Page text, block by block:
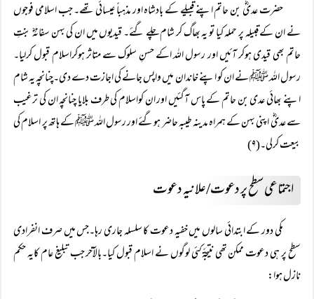
حضرت عدیؓ بن حاتم اپنے قبیلے کے بادشاہ اور مذہباً عیسائی تھے۔ جب اسلامی فوجوں
نے ان کے قبیلہ پر حملہ کیا تو یہ بھاگ کر شام چلے گئے۔ قیدیوں میں ان کی بہن سفانہؓ بنتِ
حاتم بھی قیدی ہوکر آئیں اور رسول اللہ اکے حسنِ سلوک سے متاثر ہوکراسلام قبول کرلیا۔
رسول اللہ ﷺ نے ان کو اپنے خاندان میں واپس جانے کی اجازت دے دی۔چنانچہ یہ شام
اپنے بھائی عدی بن حاتم کے پاس آگئیں اور ان کواسلام کی طرف بلایا چنانچہ ان کی ترغیب
سے عدیؓ اپنی بہن کے ہمراہ مدینہ طیبہ حاضر ہوگئے اور رسول اللہ ﷺ کے ہاتھ پر اسلام کی
بیعت کرلی۔(۹)
اجتماعی سطح پر دعوت/علانیہ دعوت
مکی دور کے ابتدائی سالوں میں خفیہ دعوت کا سلسلہ جاری رہا۔جس میں صرف انفرادی
سطح پر ہی دعوت ممکن تھی نتیجۃًکئی لوگوں نے اسلام قبول کیا۔بالآخر جب تبلیغ عام کایہ حکم
نازل ہوا: